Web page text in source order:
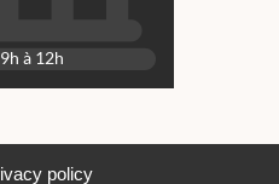
à 12h
RK Création
policy